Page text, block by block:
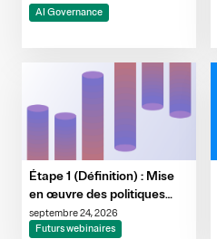
garde-fous, à la
AI Governance
Étape 1 (Définition) : Mise
en œuvre des politiques
d'IA et instauration d'une
gouvernance
septembre 24, 2026
Futurs webinaires